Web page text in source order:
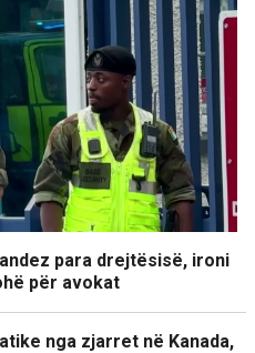
para drejtësisë, ironi
për avokat
nga zjarret në Kanada,